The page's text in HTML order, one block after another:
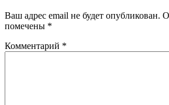
Ваш адрес email не будет опубликован.
помечены *
Комментарий *